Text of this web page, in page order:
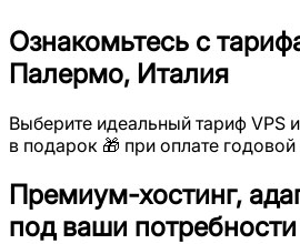
Ознакомьтесь с
Палермо, Италия
Выберите идеальный тариф VPS
в подарок 🎁 при оплате
Премиум-хостинг,
под ваши потребности